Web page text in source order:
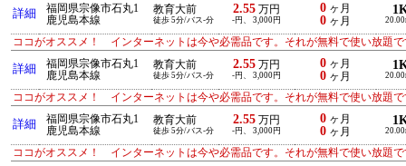
詳細
福岡県宗像市石丸1
鹿児島本線
教育大前
徒歩 5分/バス-分
2.55 万円
-円、 3,000円
0 ヶ月
0 ヶ月
ココがオススメ！ インターネットは今や必需品です。それが無料で使い放題で
詳細
福岡県宗像市石丸1
鹿児島本線
教育大前
徒歩 5分/バス-分
2.55 万円
-円、 3,000円
0 ヶ月
0 ヶ月
ココがオススメ！ インターネットは今や必需品です。それが無料で使い放題で
詳細
福岡県宗像市石丸1
鹿児島本線
教育大前
徒歩 5分/バス-分
2.55 万円
-円、 3,000円
0 ヶ月
0 ヶ月
ココがオススメ！ インターネットは今や必需品です。それが無料で使い放題で